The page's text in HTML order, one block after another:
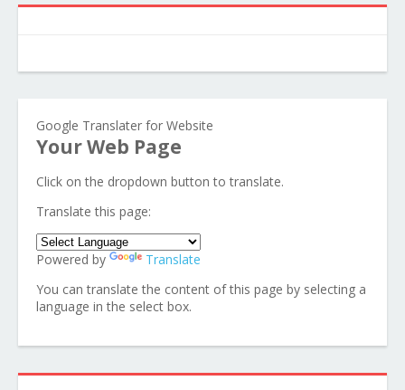
Google Translater for Website
Your Web Page
Click on the dropdown button to translate.
Translate this page:
Powered by
Translate
You can translate the content of this page by selecting a
language in the select box.